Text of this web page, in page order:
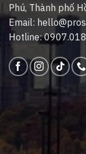
Phú, Thành phố
Email:
Hotline: